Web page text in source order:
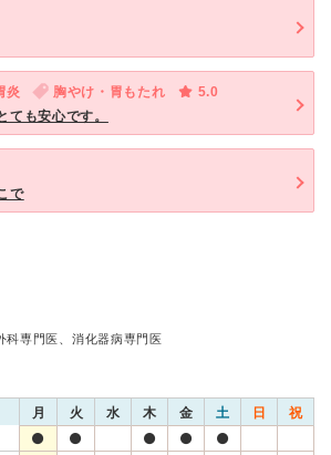
炎 胸やけ・胃もたれ
5.0
ても安心です。
で
科専門医、消化器病専門医
月 火 水 木 金 土 日 祝